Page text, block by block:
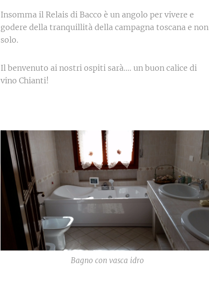
Insomma il Relais di Bacco è un angolo per vivere e
godere della tranquillità della campagna toscana e non
solo.
Il benvenuto ai nostri ospiti sarà.... un buon calice di
vino Chianti!
Bagno con vasca idro